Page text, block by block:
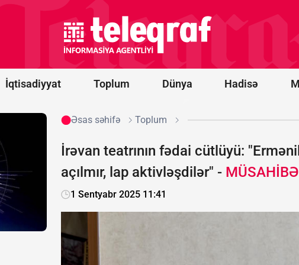
İqtisadiyyat Toplum Dünya Hadisə
“Qarabağ”
oyununun
start
heyətləri
Əsas səhifə Toplum
İrəvan teatrının fədai cütlüyü:
açılmır, lap aktivləşdilər" - MÜSAHİBƏ
1 Sentyabr 2025 11:41